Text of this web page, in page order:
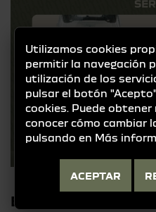
ELIGE MY PAY AL
Utilizamos cookies
permitir la navegación
utilización de los
pulsar el botón
cookies. Puede
conocer cómo cambiar
pulsando en Más
ACEPTAR